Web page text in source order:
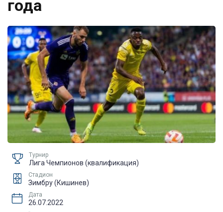
года
Турнир
Лига Чемпионов (квалификация)
Стадион
Зимбру (Кишинев)
Дата
26.07.2022